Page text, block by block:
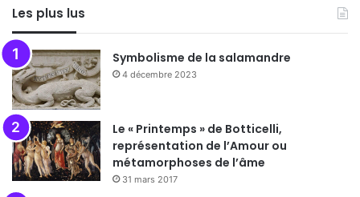
Les plus lus
Symbolisme de la salamandre
4 décembre 2023
Le « Printemps » de Botticelli,
représentation de l’Amour ou
métamorphoses de l’âme
31 mars 2017